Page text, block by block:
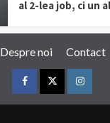
al 2-lea job, ci un
Despre noi Contact
FacebookTwitter